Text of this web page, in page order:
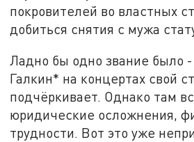
покровителей во властных
добиться снятия с мужа
Ладно бы одно звание было -
Галкин* на концертах свой
подчёркивает. Однако там
юридические осложнения,
трудности. Вот это уже